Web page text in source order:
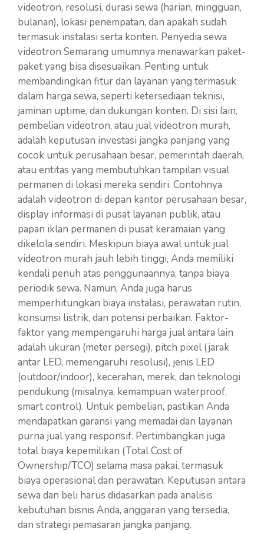
videotron, resolusi, durasi sewa (harian, mingguan,
bulanan), lokasi penempatan, dan apakah sudah
termasuk instalasi serta konten. Penyedia sewa
videotron Semarang umumnya menawarkan paket-
paket yang bisa disesuaikan. Penting untuk
membandingkan fitur dan layanan yang termasuk
dalam harga sewa, seperti ketersediaan teknisi,
jaminan uptime, dan dukungan konten. Di sisi lain,
pembelian videotron, atau jual videotron murah,
adalah keputusan investasi jangka panjang yang
cocok untuk perusahaan besar, pemerintah daerah,
atau entitas yang membutuhkan tampilan visual
permanen di lokasi mereka sendiri. Contohnya
adalah videotron di depan kantor perusahaan besar,
display informasi di pusat layanan publik, atau
papan iklan permanen di pusat keramaian yang
dikelola sendiri. Meskipun biaya awal untuk jual
videotron murah jauh lebih tinggi, Anda memiliki
kendali penuh atas penggunaannya, tanpa biaya
periodik sewa. Namun, Anda juga harus
memperhitungkan biaya instalasi, perawatan rutin,
konsumsi listrik, dan potensi perbaikan. Faktor-
faktor yang mempengaruhi harga jual antara lain
adalah ukuran (meter persegi), pitch pixel (jarak
antar LED, memengaruhi resolusi), jenis LED
(outdoor/indoor), kecerahan, merek, dan teknologi
pendukung (misalnya, kemampuan waterproof,
smart control). Untuk pembelian, pastikan Anda
mendapatkan garansi yang memadai dan layanan
purna jual yang responsif. Pertimbangkan juga
total biaya kepemilikan (Total Cost of
Ownership/TCO) selama masa pakai, termasuk
biaya operasional dan perawatan. Keputusan antara
sewa dan beli harus didasarkan pada analisis
kebutuhan bisnis Anda, anggaran yang tersedia,
dan strategi pemasaran jangka panjang.